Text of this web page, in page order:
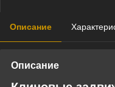
Описание
Описание